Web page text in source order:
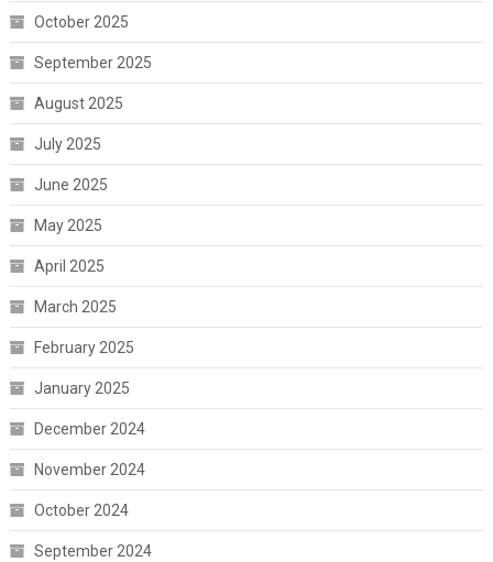
October 2025
September 2025
August 2025
July 2025
June 2025
May 2025
April 2025
March 2025
February 2025
January 2025
December 2024
November 2024
October 2024
September 2024